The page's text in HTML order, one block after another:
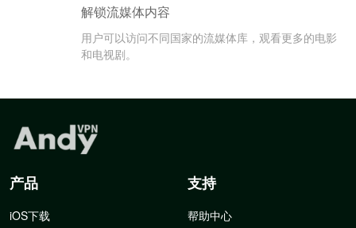
解锁流媒体内容
用户可以访问不同国家的流媒体库，观看更多的电影
和电视剧。
产品
iOS下载
支持
帮助中心